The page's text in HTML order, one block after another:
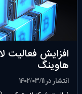
افزایش فعالیت
هاوینگ
انتشار در ۱۴۰۲/۰۳/۱۱